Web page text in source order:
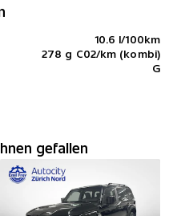
10.6 l/100km
278 g C02/km (kombi)
G
gefallen